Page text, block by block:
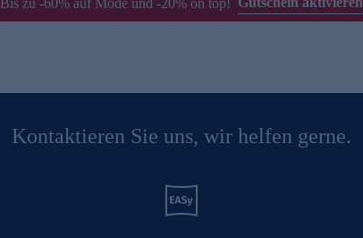
Kontaktieren Sie uns, wir helfen gerne.